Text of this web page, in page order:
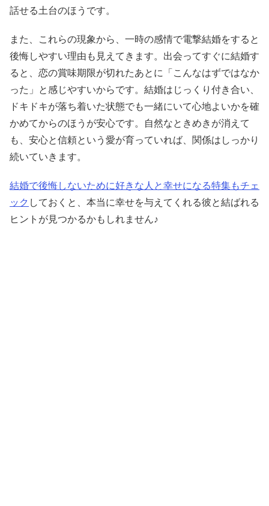
話せる土台のほうです。
また、これらの現象から、一時の感情で電撃結婚をすると
後悔しやすい理由も見えてきます。出会ってすぐに結婚す
ると、恋の賞味期限が切れたあとに「こんなはずではなか
った」と感じやすいからです。結婚はじっくり付き合い、
ドキドキが落ち着いた状態でも一緒にいて心地よいかを確
かめてからのほうが安心です。自然なときめきが消えて
も、安心と信頼という愛が育っていれば、関係はしっかり
続いていきます。
結婚で後悔しないために好きな人と幸せになる特集もチェ
ック しておくと、本当に幸せを与えてくれる彼と結ばれる
ヒントが見つかるかもしれません♪